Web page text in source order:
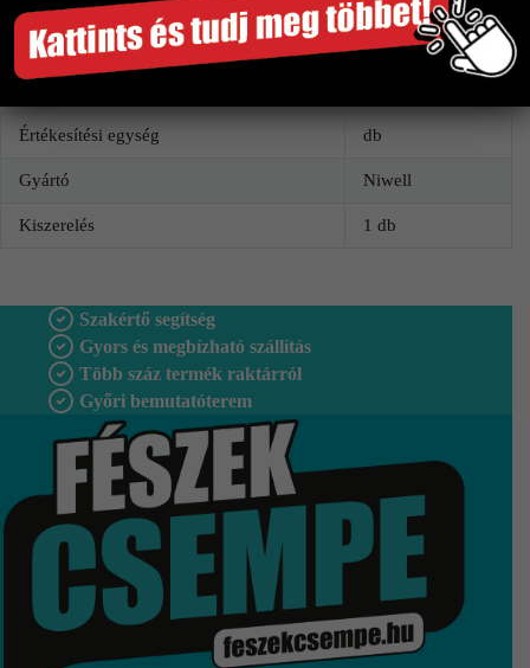
További információk
Értékesítési egység db
Gyártó Niwell
Kiszerelés 1 db
Szakértő segítség
Gyors és megbízható szállítás
Több száz termék raktárról
Győri bemutatóterem